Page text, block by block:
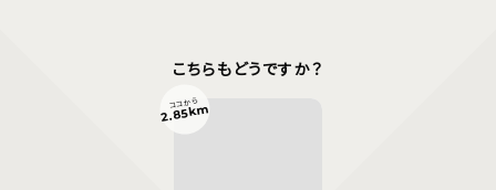
こちらもどうですか？
ココから
2.85km